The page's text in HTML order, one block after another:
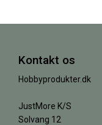
Kontakt os
Hobbyprodukter.dk
JustMore K/S
Solvang 12